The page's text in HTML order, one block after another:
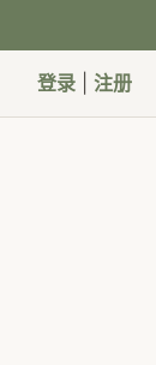
登录 注册